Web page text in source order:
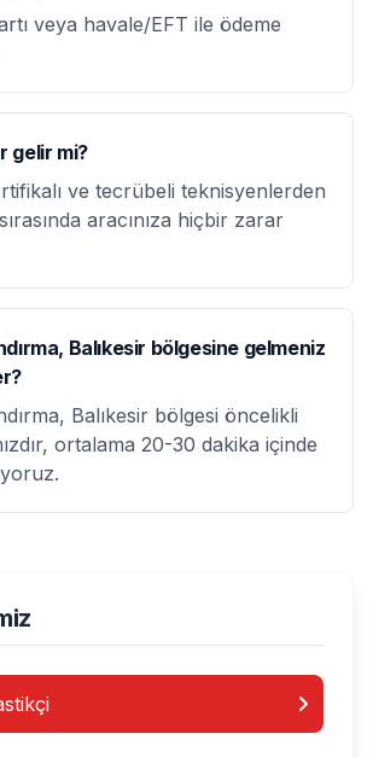
veya havale/EFT ile ödeme
gelir mi?
ve tecrübeli teknisyenlerden
aracınıza hiçbir zarar
Balıkesir bölgesine gelmeniz
Balıkesir bölgesi öncelikli
ortalama 20-30 dakika içinde